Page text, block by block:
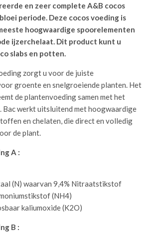
en zeer complete A&B cocos
periode. Deze cocos voeding is
hoogwaardige spoorelementen
ijzerchelaat. Dit product kunt u
slabs en potten.
zorgt u voor de juiste
groente en snelgroeiende planten. Het
de plantenvoeding samen met het
Bac werkt uitsluitend met hoogwaardige
en chelaten, die direct en volledig
de plant.
A :
(N) waarvan 9,4% Nitraatstikstof
(NH4)
kaliumoxide (K2O)
B :